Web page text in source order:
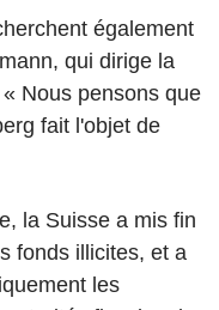
également
qui dirige la
Nous pensons que
fait l'objet de
la Suisse a mis fin
fonds illicites, et a
les